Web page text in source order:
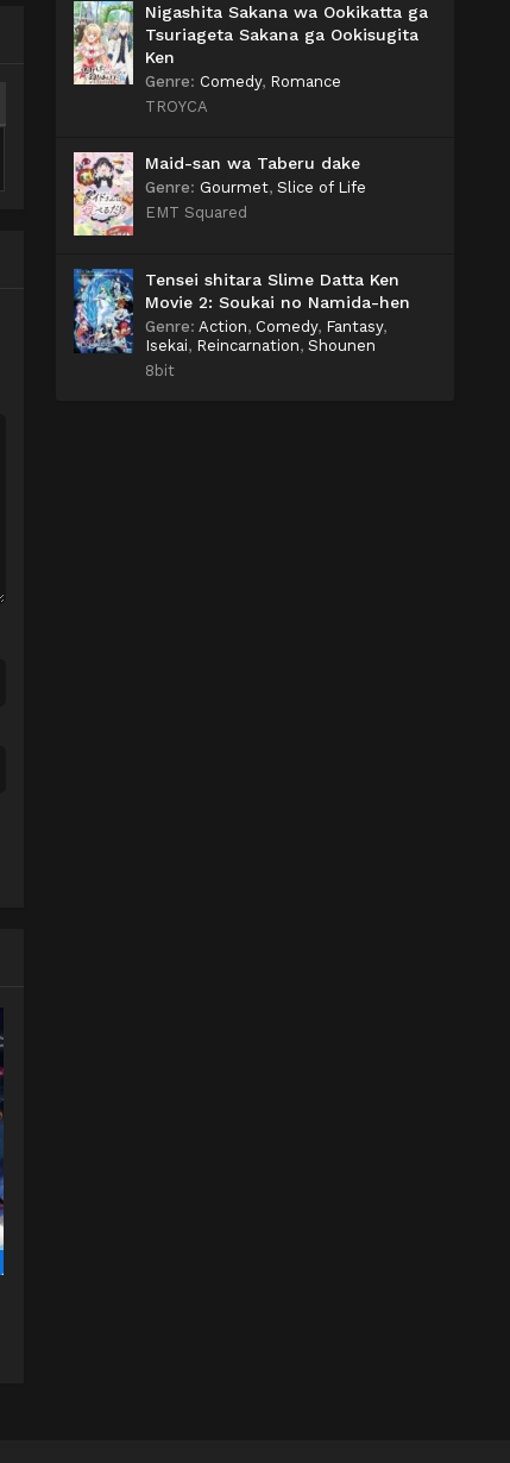
Nigashita Sakana wa Ookikatta ga
Tsuriageta Sakana ga Ookisugita
Ken
Genre: Comedy, Romance
TROYCA
Maid-san wa Taberu dake
Genre: Gourmet, Slice of Life
EMT Squared
Tensei shitara Slime Datta Ken
Movie 2: Soukai no Namida-hen
Genre: Action, Comedy, Fantasy,
Isekai, Reincarnation, Shounen
8bit